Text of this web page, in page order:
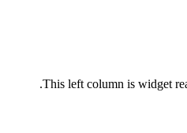
This left column is widget